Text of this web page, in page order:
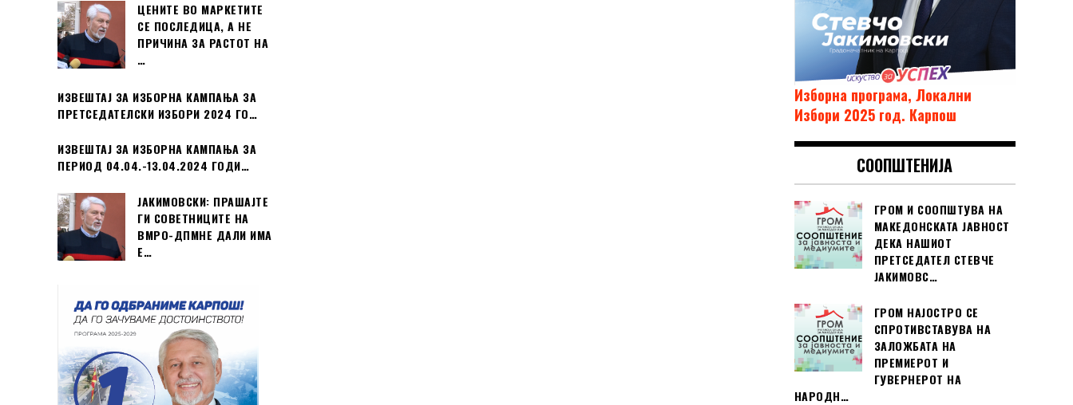
ЦЕНИТЕ ВО МАРКЕТИТЕ
СЕ ПОСЛЕДИЦА, А НЕ
ПРИЧИНА ЗА РАСТОТ НА
…
ИЗВЕШТАЈ ЗА ИЗБОРНА КАМПАЊА ЗА
ПРЕТСЕДАТЕЛСКИ ИЗБОРИ 2024 ГО…
ИЗВЕШТАЈ ЗА ИЗБОРНА КАМПАЊА ЗА
ПЕРИОД 04.04.-13.04.2024 ГОДИ…
ЈАКИМОВСКИ: ПРАШАЈТЕ
ГИ СОВЕТНИЦИТЕ НА
ВМРО-ДПМНЕ ДАЛИ ИМА
Е…
Изборна програма, Локални
Избори 2025 год. Карпош
СООПШТЕНИЈА
ГРОМ И СООПШТУВА НА
МАКЕДОНСКАТА ЈАВНОСТ
ДЕКА НАШИОТ
ПРЕТСЕДАТЕЛ СТЕВЧЕ
ЈАКИМОВС…
ГРОМ НАЈОСТРО СЕ
СПРОТИВСТАВУВА НА
ЗАЛОЖБАТА НА
ПРЕМИЕРОТ И
ГУВЕРНЕРОТ НА
НАРОДН…